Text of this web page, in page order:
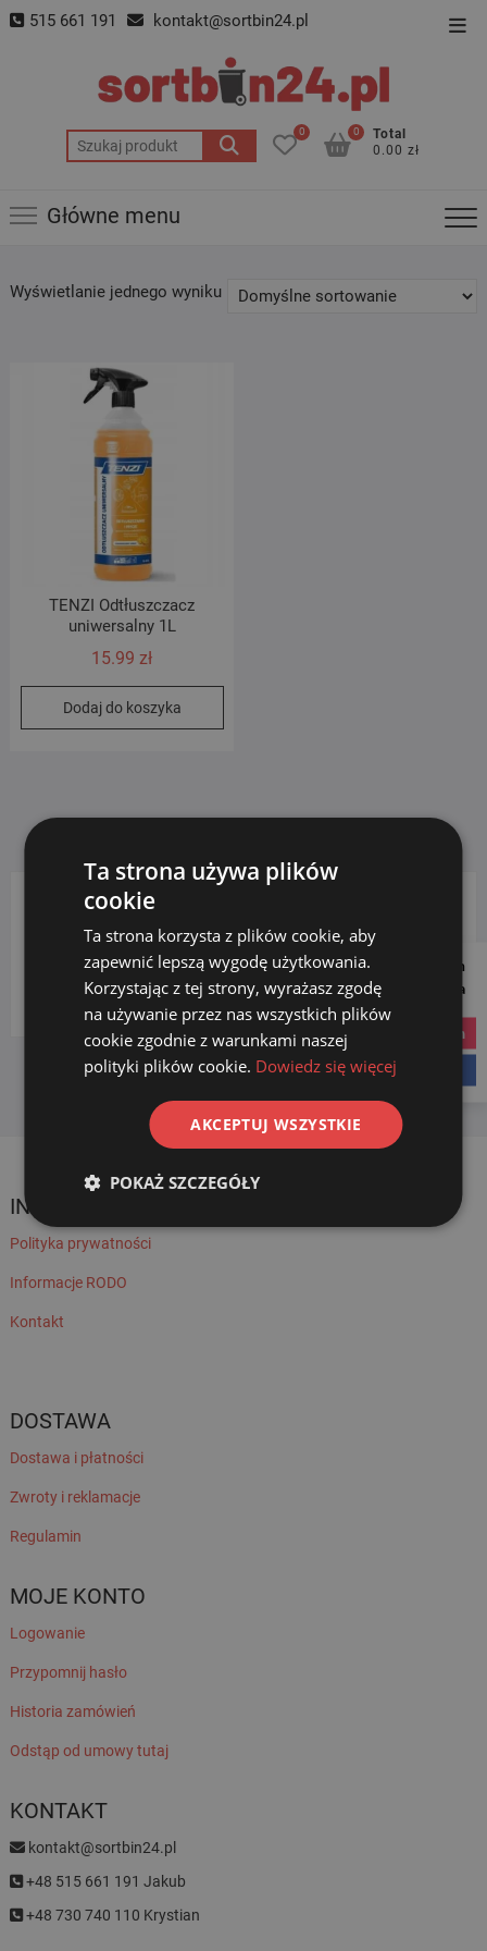
Skip 515 661 191 kontakt@sortbin24.pl
Szukaj:
0
Total
0.00 zł
0
Główne menu
Wyświetlanie jednego wyniku
TENZI Odtłuszczacz
uniwersalny 1L
15.99zł
Dodaj do koszyka
KATEGORIE PRODUKTÓW
Wybierz kategorię
INFORMACJE
Polityka prywatności
Informacje RODO
Kontakt
DOSTAWA
Dostawa i płatności
Zwroty i reklamacje
Regulamin
MOJE KONTO
Logowanie
Przypomnij hasło
Historia zamówień
Odstąp od umowy tutaj
KONTAKT
kontakt@sortbin24.pl
+48 515 661 191 Jakub
+48 730 740 110 Krystian
Follow us on
Social Media
instagram
Ta strona używa plików
cookie
Ta strona korzysta z plików cookie, aby
zapewnić lepszą wygodę użytkowania.
Korzystając z tej strony, wyrażasz zgodę
na używanie przez nas wszystkich plików
cookie zgodnie z warunkami naszej
polityki plików cookie. Dowiedz się więcej
AKCEPTUJ WSZYSTKIE
POKAŻ SZCZEGÓŁY